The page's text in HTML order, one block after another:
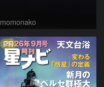
momonako
PR